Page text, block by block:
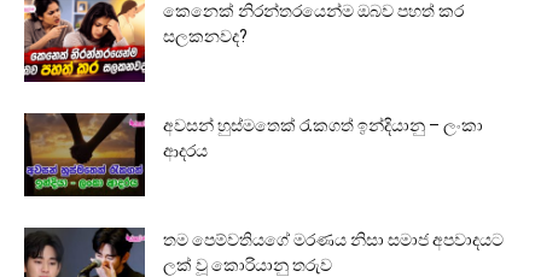
කෙනෙක් නිරන්තරයෙන්ම ඔබව පහත් කර
සලකනවද?
අවසන් හුස්මතෙක් රැකගත් ඉන්දියානු – ලංකා
ආදරය
තම පෙම්වතියගේ මරණය නිසා සමාජ අපවාදයට
ලක් වූ කොරියානු තරුව